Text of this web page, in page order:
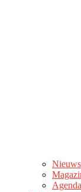
Nieuws
Agenda